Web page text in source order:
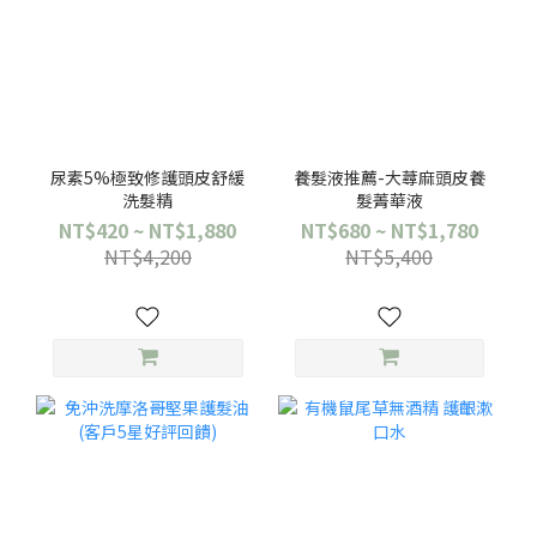
尿素5%極致修護頭皮舒緩
洗髮精
NT$420 ~ NT$1,880
NT$4,200
養髮液推薦-大蕁麻頭皮養
髮菁華液
NT$680 ~ NT$1,780
NT$5,400